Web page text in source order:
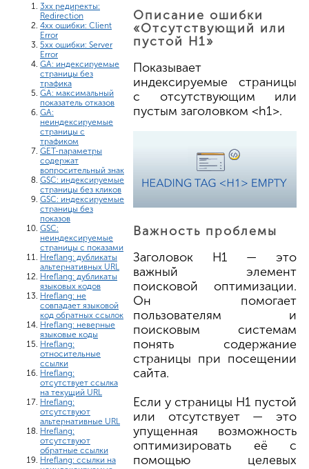
3xx редиректы:
Redirection
4xx ошибки: Client
Error
5xx ошибки: Server
Error
GA: индексируемые
страницы без
трафика
GA: максимальный
показатель отказов
GA:
неиндексируемые
страницы с
трафиком
GET-параметры
содержат
вопросительный знак
GSC: индексируемые
страницы без кликов
GSC: индексируемые
страницы без
показов
GSC:
неиндексируемые
страницы с показами
Hreflang: дубликаты
альтернативных URL
Hreflang: дубликаты
языковых кодов
Hreflang: не
совпадает языковой
код обратных ссылок
Hreflang: неверные
языковые коды
Hreflang:
относительные
ссылки
Hreflang:
отсутствует ссылка
на текущий URL
Hreflang:
отсутствуют
альтернативные URL
Hreflang:
отсутствуют
обратные ссылки
Hreflang: ссылки на
Описание ошибки
«Отсутствующий или
пустой H1»
Показывает
индексируемые страницы
с отсутствующим или
пустым заголовком <h1>.
Важность проблемы
Заголовок H1 — это
важный элемент
поисковой оптимизации.
Он помогает
пользователям и
поисковым системам
понять содержание
страницы при посещении
сайта.
Если у страницы H1 пустой
или отсутствует — это
упущенная возможность
оптимизировать её с
помощью целевых